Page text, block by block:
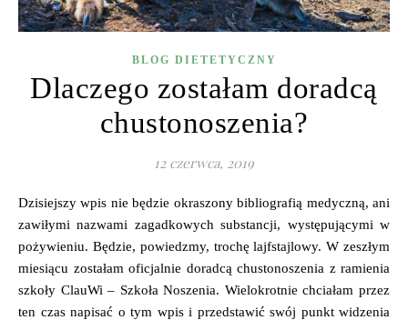
BLOG DIETETYCZNY
Dlaczego zostałam doradcą
chustonoszenia?
12 czerwca, 2019
Dzisiejszy wpis nie będzie okraszony bibliografią medyczną, ani
zawiłymi nazwami zagadkowych substancji, występującymi w
pożywieniu. Będzie, powiedzmy, trochę lajfstajlowy. W zeszłym
miesiącu zostałam oficjalnie doradcą chustonoszenia z ramienia
szkoły ClauWi – Szkoła Noszenia. Wielokrotnie chciałam przez
ten czas napisać o tym wpis i przedstawić swój punkt widzenia